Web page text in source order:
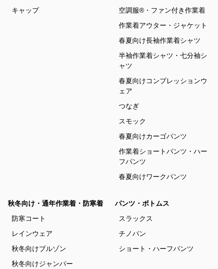
キャップ
空調服®・ファン付き作業着
作業着アウター・ジャケット
春夏向け長袖作業着シャツ
半袖作業着シャツ・七分袖シ
ャツ
春夏向けコンプレッションウ
ェア
つなぎ
スモック
春夏向けカーゴパンツ
作業着ショートパンツ・ハー
フパンツ
春夏向けワークパンツ
秋冬向け・通年作業着・防寒着
防寒コート
レインウェア
秋冬向けブルゾン
秋冬向けジャンパー
パンツ・ボトムス
スラックス
チノパン
ショート・ハーフパンツ